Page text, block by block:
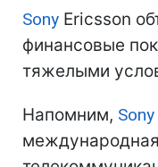
Sony Ericsson
финансовые
тяжелыми
Напомним, Sony
международная